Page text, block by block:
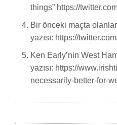
things” https://
Bir önceki maçta
yazısı: https://
Ken Early’nin West
yazısı: https://
necessarily-better-for-